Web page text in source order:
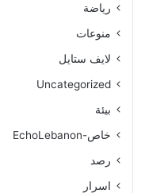
رياضة
منوعات
لايف ستايل
Uncategorized
بيئة
خاص-EchoLebanon
رصد
اسرار